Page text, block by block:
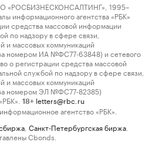
«РОСБИЗНЕСКОНСАЛТИНГ», 1995–
информационного агентства «РБК»
средства массовой информации
по надзору в сфере связи,
и массовых коммуникаций
номером ИА №ФС77-63848) и сетевого
о регистрации средства массовой
службой по надзору в сфере связи,
и массовых коммуникаций
номером ЭЛ №ФС77-82385)
18+ letters@rbc.ru
агентство «РБК».
Санкт-Петербургская биржа
Cbonds.